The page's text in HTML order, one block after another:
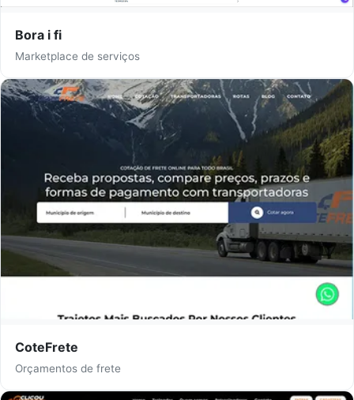
Bora i fi
Marketplace de serviços
CoteFrete
Orçamentos de frete